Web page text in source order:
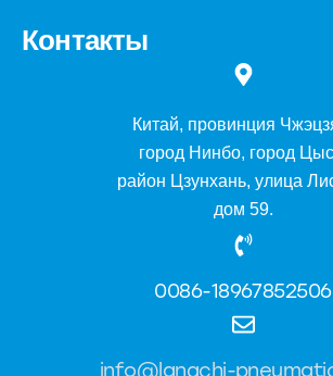
Контакты
Китай, провинция
город Нинбо, город
район Цзунхань, улица
дом 59.
0086-18967852506
info@langchi-